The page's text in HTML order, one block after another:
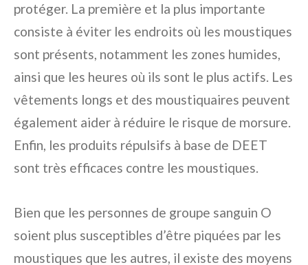
protéger. La première et la plus importante
consiste à éviter les endroits où les moustiques
sont présents, notamment les zones humides,
ainsi que les heures où ils sont le plus actifs. Les
vêtements longs et des moustiquaires peuvent
également aider à réduire le risque de morsure.
Enfin, les produits répulsifs à base de DEET
sont très efficaces contre les moustiques.
Bien que les personnes de groupe sanguin O
soient plus susceptibles d’être piquées par les
moustiques que les autres, il existe des moyens